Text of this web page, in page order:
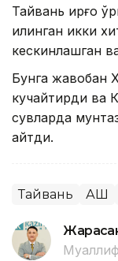
Тайвань қирғоқ
қилинган икки
кескинлашган
Бунга жавобан
кучайтирди ва
сувларда
айтди.
Тайвань АҚШ
Муаллиф